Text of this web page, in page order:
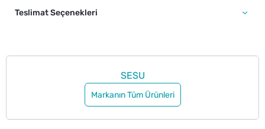
Teslimat Seçenekleri
SESU
Markanın Tüm Ürünleri